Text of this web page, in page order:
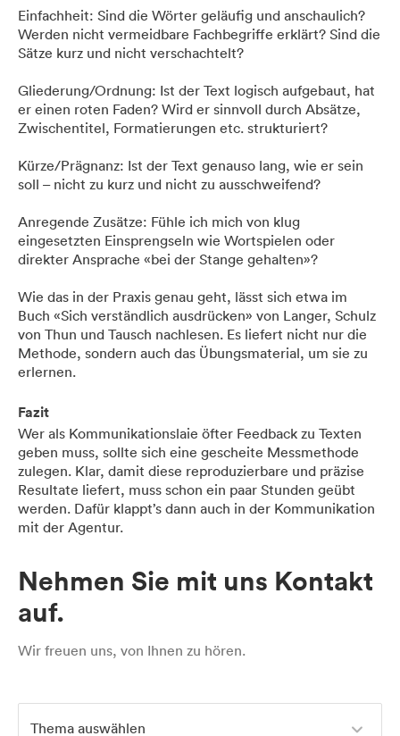
Einfachheit: Sind die Wörter geläufig und anschaulich?
Werden nicht vermeidbare Fachbegriffe erklärt? Sind die
Sätze kurz und nicht verschachtelt?
Gliederung/Ordnung: Ist der Text logisch aufgebaut, hat
er einen roten Faden? Wird er sinnvoll durch Absätze,
Zwischentitel, Formatierungen etc. strukturiert?
Kürze/Prägnanz: Ist der Text genauso lang, wie er sein
soll – nicht zu kurz und nicht zu ausschweifend?
Anregende Zusätze: Fühle ich mich von klug
eingesetzten Einsprengseln wie Wortspielen oder
direkter Ansprache «bei der Stange gehalten»?
Wie das in der Praxis genau geht, lässt sich etwa im
Buch «Sich verständlich ausdrücken» von Langer, Schulz
von Thun und Tausch nachlesen. Es liefert nicht nur die
Methode, sondern auch das Übungsmaterial, um sie zu
erlernen.
Fazit
Wer als Kommunikationslaie öfter Feedback zu Texten
geben muss, sollte sich eine gescheite Messmethode
zulegen. Klar, damit diese reproduzierbare und präzise
Resultate liefert, muss schon ein paar Stunden geübt
werden. Dafür klappt’s dann auch in der Kommunikation
mit der Agentur.
Nehmen Sie mit uns Kontakt
auf.
Wir freuen uns, von Ihnen zu hören.
Thema auswählen